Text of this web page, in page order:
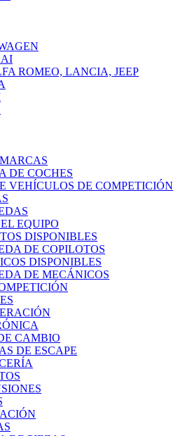
ROMEO, LANCIA, JEEP
DE COCHES
VEHÍCULOS DE COMPETICIÓN
EQUIPO
DISPONIBLES
DE COPILOTOS
DISPONIBLES
DE MECÁNICOS
CAMBIO
DE ESCAPE